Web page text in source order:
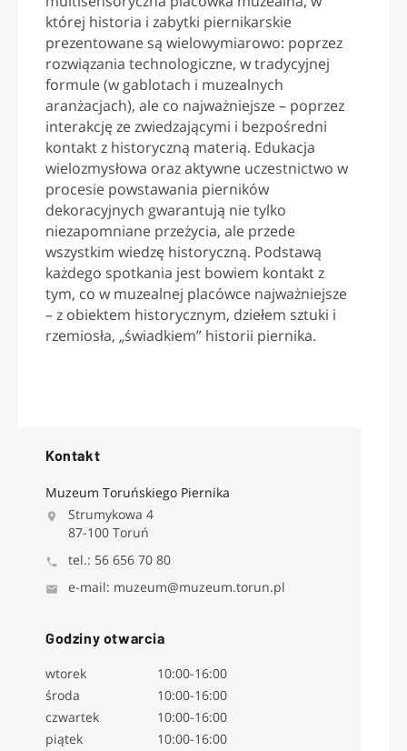
której historia i zabytki piernikarskie
prezentowane są wielowymiarowo: poprzez
rozwiązania technologiczne, w tradycyjnej
formule (w gablotach i muzealnych
aranżacjach), ale co najważniejsze – poprzez
interakcję ze zwiedzającymi i bezpośredni
kontakt z historyczną materią. Edukacja
wielozmysłowa oraz aktywne uczestnictwo w
procesie powstawania pierników
dekoracyjnych gwarantują nie tylko
niezapomniane przeżycia, ale przede
wszystkim wiedzę historyczną. Podstawą
każdego spotkania jest bowiem kontakt z
tym, co w muzealnej placówce najważniejsze
– z obiektem historycznym, dziełem sztuki i
rzemiosła, „świadkiem” historii piernika.
Kontakt
Muzeum Toruńskiego Piernika
Strumykowa 4
87-100 Toruń
tel.: 56 656 70 80
e-mail: muzeum@muzeum.torun.pl
Godziny otwarcia
wtorek
10:00-16:00
środa
10:00-16:00
czwartek
10:00-16:00
piątek
10:00-16:00